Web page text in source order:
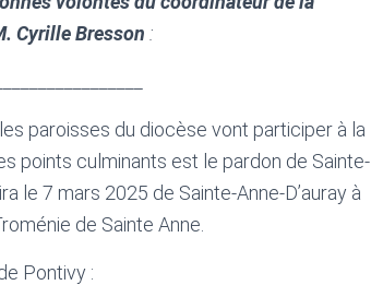
Cyrille Bresson :
paroisses du diocèse vont participer à la
points culminants est le pardon de Sainte-
le 7 mars 2025 de Sainte-Anne-D’auray à
de Sainte Anne.
Pontivy :